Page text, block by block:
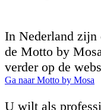
In Nederland zijn
de Motto by
verder op de
Ga naar Motto by Mosa
U wilt als